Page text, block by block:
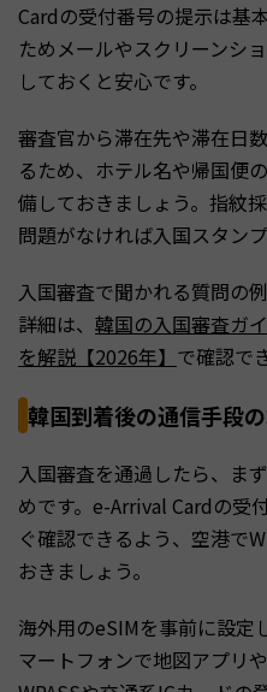
Cardの受付番号の提示は基
ためメールやスクリーンシ
しておくと安心です。
審査官から滞在先や滞在日
るため、ホテル名や帰国便
備しておきましょう。指紋
問題がなければ入国スタン
入国審査で聞かれる質問の
詳細は、 韓国の入国審査ガ
を解説【2026年】 で確認で
韓国到着後の通信手段
入国審査を通過したら、ま
めです。e-Arrival Cardの受
ぐ確認できるよう、空港で
おきましょう。
海外用のeSIMを事前に設定
マートフォンで地図アプリ